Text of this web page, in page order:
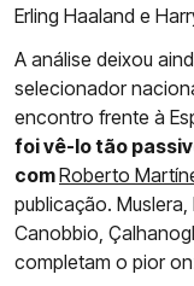
Erling Haaland e
A análise deixou
selecionador
encontro frente à
foi vê-lo tão
comRoberto
publicação.
Canobbio,
completam o pior